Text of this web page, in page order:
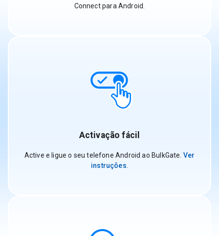
Connect para Android.
Activação fácil
Active e ligue o seu telefone Android ao BulkGate. Ver
instruções